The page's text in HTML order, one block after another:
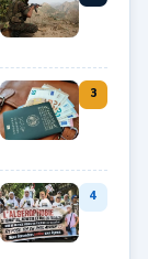
3
4